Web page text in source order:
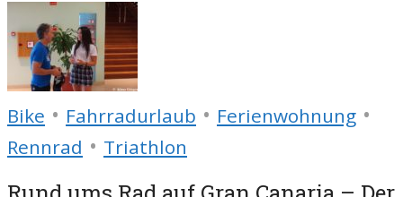
Bike • Fahrradurlaub • Ferienwohnung •
Rennrad • Triathlon